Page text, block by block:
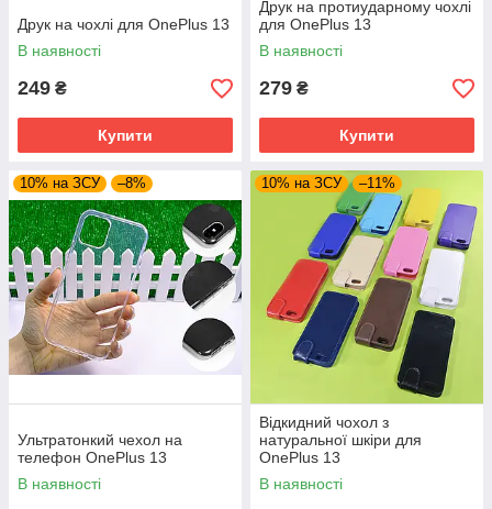
Друк на чохлі для OnePlus 13
В наявності
249 ₴
Купити
Друк на протиударному чохлі
для OnePlus 13
В наявності
279 ₴
Купити
10% на ЗСУ –8%
Ультратонкий чехол на
телефон OnePlus 13
В наявності
10% на ЗСУ –11%
Відкидний чохол з
натуральної шкіри для
OnePlus 13
В наявності